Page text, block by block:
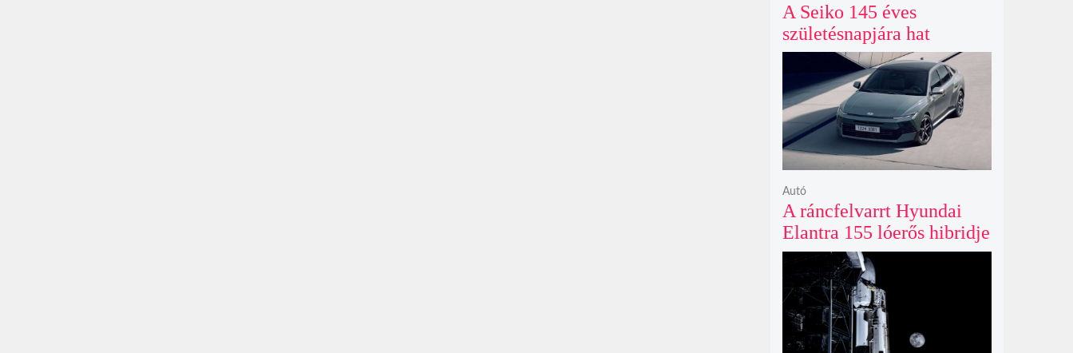
A Seiko 145 éves
születésnapjára hat
limitált kiadású Edo-lila
számlapos modellt hozott
ki
A ráncfelvarrt Hyundai
Elantra 155 lóerős hibridje
és prémium utastere
komoly belsőtéri ugrást
hoz
Autó